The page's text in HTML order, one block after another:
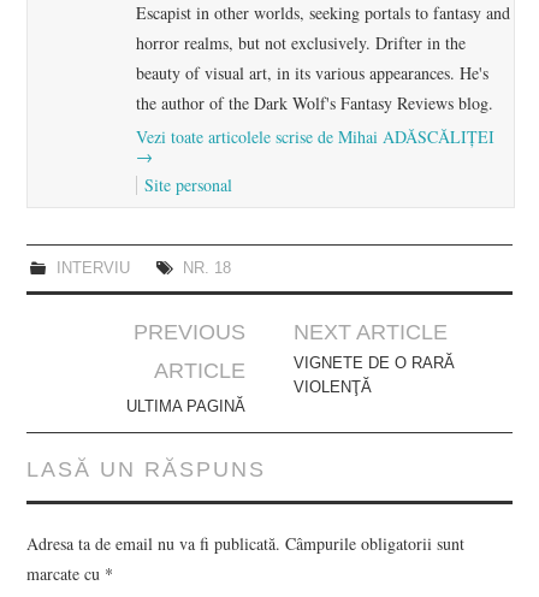
Escapist in other worlds, seeking portals to fantasy and
horror realms, but not exclusively. Drifter in the
beauty of visual art, in its various appearances. He's
the author of the Dark Wolf's Fantasy Reviews blog.
Vezi toate articolele scrise de Mihai ADĂSCĂLIŢEI
→
Site personal
INTERVIU NR. 18
navigation
PREVIOUS
ARTICLE
ULTIMA PAGINĂ
NEXT ARTICLE
VIGNETE DE O RARĂ
VIOLENŢĂ
LASĂ UN RĂSPUNS
Adresa ta de email nu va fi publicată. Câmpurile obligatorii sunt
marcate cu *